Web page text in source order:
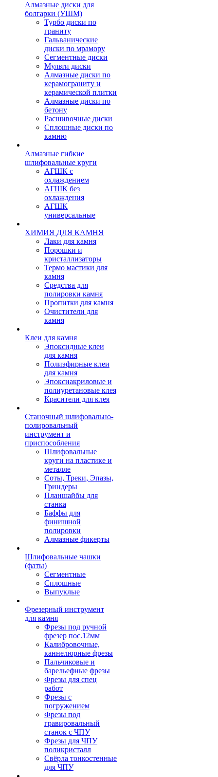
Алмазные диски для
болгарки (УШМ)
Турбо диски по
граниту
Гальванические
диски по мрамору
Сегментные диски
Мульти диски
Алмазные диски по
керамограниту и
керамической плитки
Алмазные диски по
бетону
Расшивочные диски
Сплошные диски по
камню
Алмазные гибкие
шлифовальные круги
АГШК с
охлаждением
АГШК без
охлаждения
АГШК
универсальные
ХИМИЯ ДЛЯ КАМНЯ
Лаки для камня
Порошки и
кристаллизаторы
Термо мастики для
камня
Средства для
полировки камня
Пропитки для камня
Очистители для
камня
Клеи для камня
Эпоксидные клеи
для камня
Полиэфирные клеи
для камня
Эпоксиакриловые и
полиуретановые клея
Красители для клея
Станочный шлифовально-
полировальный
инструмент и
приспособления
Шлифовальные
круги на пластике и
металле
Соты, Треки, Эпазы,
Гриндеры
Планшайбы для
станка
Баффы для
финишной
полировки
Алмазные фикерты
Шлифовальные чашки
(фаты)
Сегментные
Сплошные
Выпуклые
Фрезерный инструмент
для камня
Фрезы под ручной
фрезер пос.12мм
Калибровочные,
каннелюрные фрезы
Пальчиковые и
барельефные фрезы
Фрезы для спец
работ
Фрезы с
погружением
Фрезы под
гравировальный
станок с ЧПУ
Фрезы для ЧПУ
поликристалл
Свёрла тонкостенные
для ЧПУ